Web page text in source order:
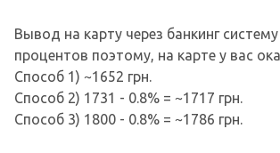
Вывод на карту через банкинг
процентов поэтому, на карте у вас
Способ 1) ~1652 грн.
Способ 2) 1731 - 0.8% = ~1717 грн.
Способ 3) 1800 - 0.8% = ~1786 грн.